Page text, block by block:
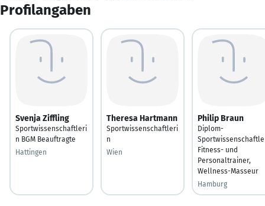
Profilangaben
Svenja Ziffling
Sportwissenschaftleri
n BGM Beauftragte
Hattingen
Theresa Hartmann
Sportwissenschaftleri
n
Wien
Philip Braun
Diplom-
Fitness- und
Personaltrainer,
Wellness-Masseur
Hamburg